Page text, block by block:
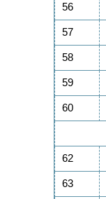
56
57
58
59
60
62
63